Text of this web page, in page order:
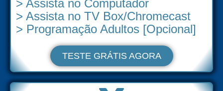
> Assista no Computador
> Assista no TV Box/Chromecast
> Programação Adultos [Opcional]
TESTE GRÁTIS AGORA